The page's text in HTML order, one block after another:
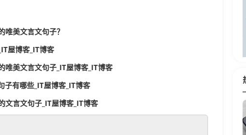
唯美文言文句子？
屋博客_IT博客
唯美文言文句子_IT屋博客_IT博客
子有哪些_IT屋博客_IT博客
文言文句子_IT屋博客_IT博客